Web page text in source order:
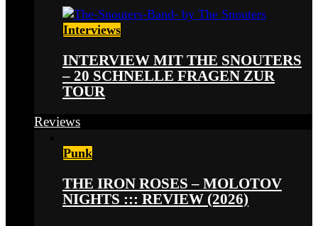
Interviews
INTERVIEW MIT THE SNOUTERS
– 20 SCHNELLE FRAGEN ZUR
TOUR
Reviews
Punk
THE IRON ROSES – MOLOTOV
NIGHTS ::: REVIEW (2026)